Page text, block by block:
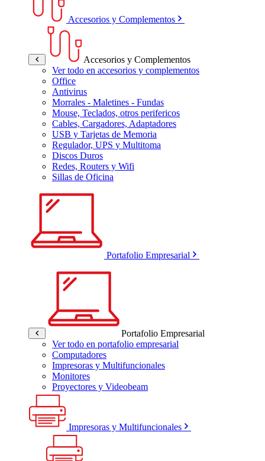
Accesorios y Complementos
Accesorios y Complementos
Ver todo en accesorios y complementos
Office
Antivirus
Morrales - Maletines - Fundas
Mouse, Teclados, otros perifericos
Cables, Cargadores, Adaptadores
USB y Tarjetas de Memoria
Regulador, UPS y Multitoma
Discos Duros
Redes, Routers y Wifi
Sillas de Oficina
Portafolio Empresarial
Portafolio Empresarial
Ver todo en portafolio empresarial
Computadores
Impresoras y Multifuncionales
Monitores
Proyectores y Videobeam
Impresoras y Multifuncionales